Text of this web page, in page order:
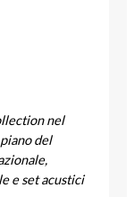
nel
del
e set acustici